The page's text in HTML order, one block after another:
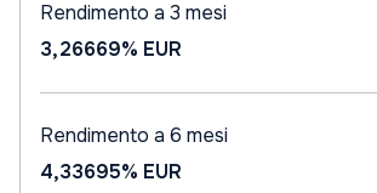
Rendimento a 3 mesi
3,26669% EUR
Rendimento a 6 mesi
4,33695% EUR